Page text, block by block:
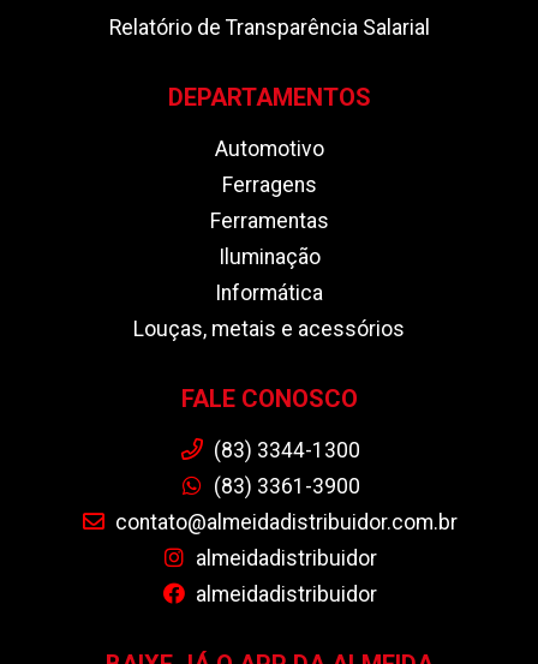
Relatório de Transparência Salarial
DEPARTAMENTOS
Automotivo
Ferragens
Ferramentas
Iluminação
Informática
Louças, metais e acessórios
FALE CONOSCO
(83) 3344-1300
(83) 3361-3900
contato@almeidadistribuidor.com.br
almeidadistribuidor
almeidadistribuidor